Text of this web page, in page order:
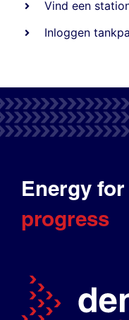
Vind een
Inloggen
Energy for
progress